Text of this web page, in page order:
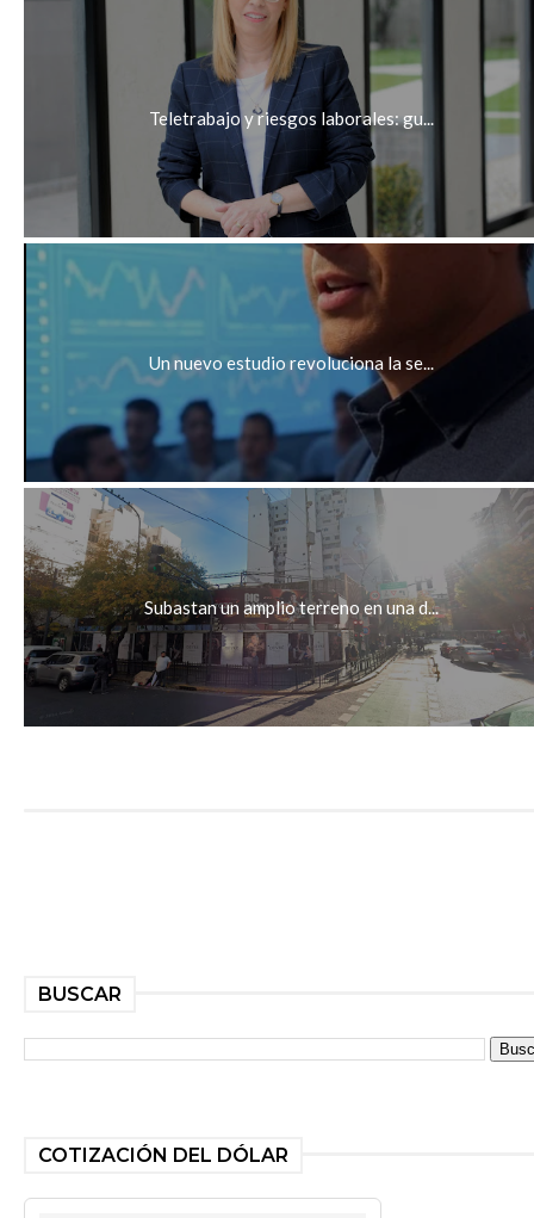
Teletrabajo y riesgos laborales: gu...
Un nuevo estudio revoluciona la se...
Subastan un amplio terreno en una d...
BUSCAR
COTIZACIÓN DEL DÓLAR